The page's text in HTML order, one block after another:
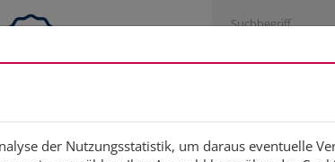
Engagementstrategie Studien
der Nutzungsstatistik, um daraus eventuelle